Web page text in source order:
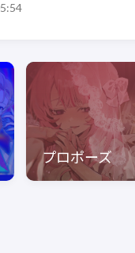
プロポーズ